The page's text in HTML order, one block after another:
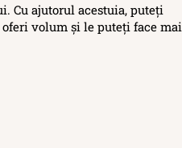
Cu ajutorul acestuia, puteți
volum și le puteți face mai